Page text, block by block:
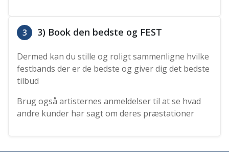
3 3) Book den bedste og FEST
Dermed kan du stille og roligt sammenligne hvilke
festbands der er de bedste og giver dig det bedste
tilbud
Brug også artisternes anmeldelser til at se hvad
andre kunder har sagt om deres præstationer